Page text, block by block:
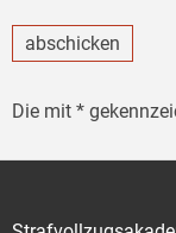
abschicken
Die mit *